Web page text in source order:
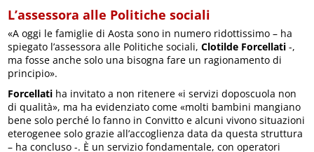
L’assessora alle Politiche sociali
«A oggi le famiglie di Aosta sono in numero ridottissimo – ha
spiegato l’assessora alle Politiche sociali,Clotilde Forcellati -,
ma fosse anche solo una bisogna fare un ragionamento di
principio».
Forcellati ha invitato a non ritenere «i servizi doposcuola non
di qualità», ma ha evidenziato come «molti bambini mangiano
bene solo perché lo fanno in Convitto e alcuni vivono situazioni
eterogenee solo grazie all’accoglienza data da questa struttura
– ha concluso -. È un servizio fondamentale, con operatori